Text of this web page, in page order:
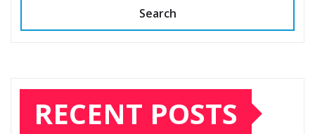
Search
RECENT POSTS